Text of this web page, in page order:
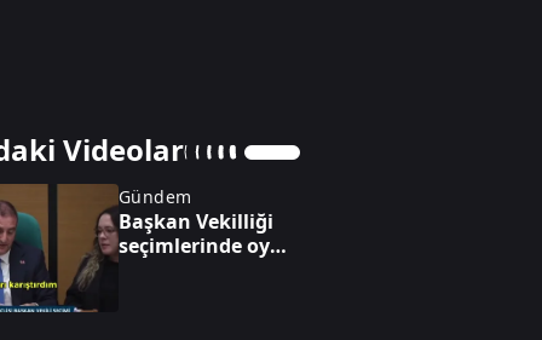
Videolar
Gündem
Başkan Vekilliği
seçimlerinde oy